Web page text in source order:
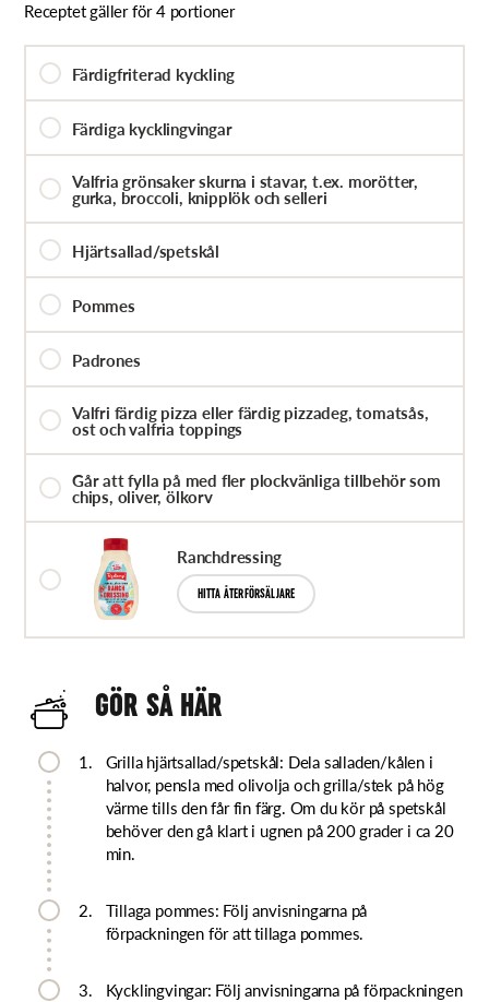
Receptet gäller för 4 portioner
Färdigfriterad kyckling
Färdiga kycklingvingar
Valfria grönsaker skurna i stavar, t.ex. morötter,
gurka, broccoli, knipplök och selleri
Hjärtsallad/spetskål
Pommes
Padrones
Valfri färdig pizza eller färdig pizzadeg, tomatsås,
ost och valfria toppings
Går att fylla på med fler plockvänliga tillbehör som
chips, oliver, ölkorv
Ranchdressing
HITTA ÅTERFÖRSÄLJARE
GÖR SÅ HÄR
1.
Grilla hjärtsallad/spetskål: Dela salladen/kålen i
halvor, pensla med olivolja och grilla/stek på hög
värme tills den får fin färg. Om du kör på spetskål
behöver den gå klart i ugnen på 200 grader i ca 20
min.
2.
Tillaga pommes: Följ anvisningarna på
förpackningen för att tillaga pommes.
3. Kycklingvingar: Följ anvisningarna på förpackningen